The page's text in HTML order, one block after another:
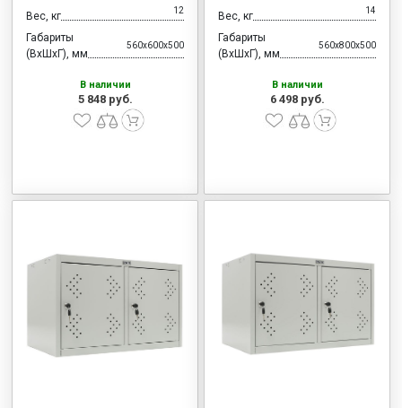
Вес, кг 12
Габариты
(ВхШхГ), мм
560x600x500
В наличии
5 848 руб.
Вес, кг 14
Габариты
(ВхШхГ), мм
560x800x500
В наличии
6 498 руб.